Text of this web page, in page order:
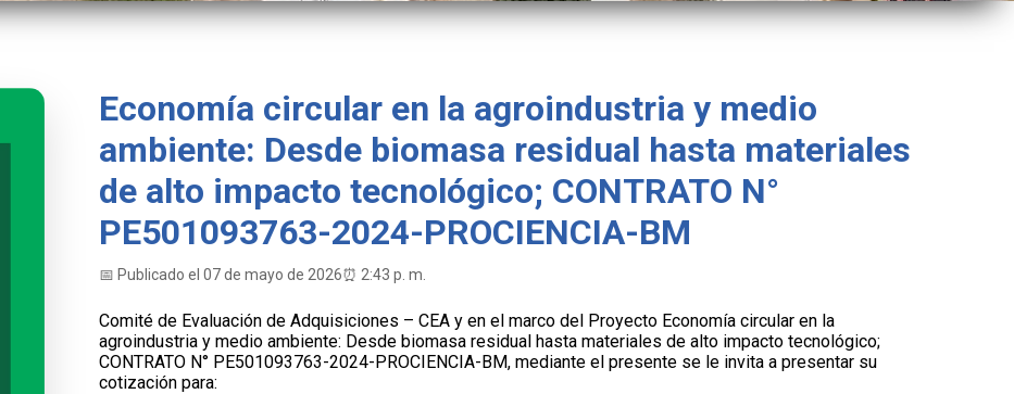
Economía circular en la agroindustria y medio
ambiente: Desde biomasa residual hasta materiales
de alto impacto tecnológico; CONTRATO N°
PE501093763-2024-PROCIENCIA-BM
📅 Publicado el 07 de mayo de 2026⏰ 2:43 p. m.
Comité de Evaluación de Adquisiciones – CEA y en el marco del Proyecto Economía circular en la
agroindustria y medio ambiente: Desde biomasa residual hasta materiales de alto impacto tecnológico;
CONTRATO N° PE501093763-2024-PROCIENCIA-BM, mediante el presente se le invita a presentar su
cotización para: